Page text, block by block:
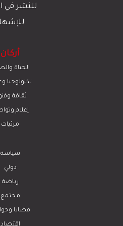
للنشر في
أركان
الحياة
تكنولوجيا
ﺛﻘﺎﻓﺔ
إعلام
مرئيات
سياسة
دولي
رياضة
مجتمع
قضايا